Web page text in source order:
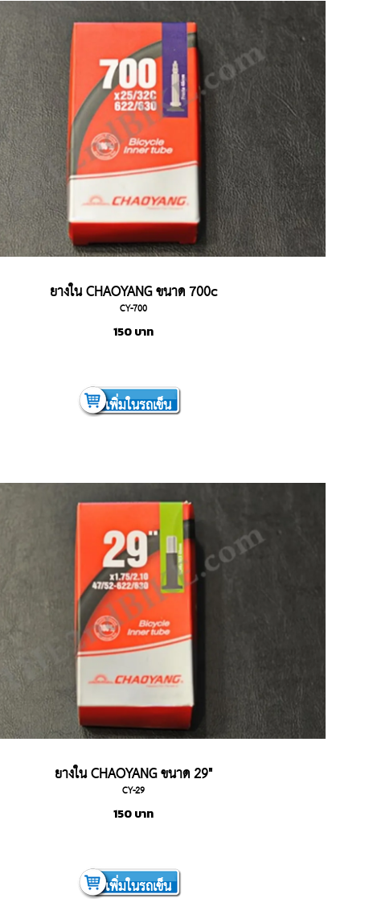
ยางใน CHAOYANG ขนาด 700c
CY-700
150บาท
เพิ่มในรถเข็น
ยางใน CHAOYANG ขนาด 29"
CY-29
150บาท
เพิ่มในรถเข็น